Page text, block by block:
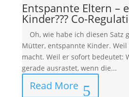
Entspannte Eltern –
Kinder??? Co-
Oh, wie habe ich diesen Satz
Mütter, entspannte Kinder. Weil
macht. Weil er sofort bedeutet:
gerade ausrastet, wenn die...
Read More